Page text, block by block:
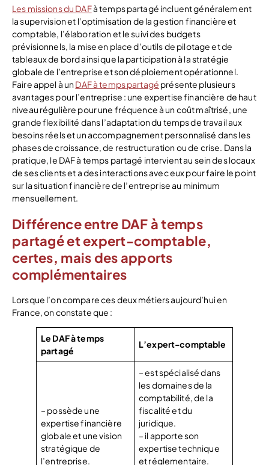
Les missions du DAFà temps partagé incluent généralement
la supervision et l’optimisation de la gestion financière et
comptable, l’élaboration et le suivi des budgets
prévisionnels, la mise en place d’outils de pilotage et de
tableaux de bord ainsi que la participation à la stratégie
globale de l’entreprise et son déploiement opérationnel.
Faire appel à unDAF à temps partagé présente plusieurs
avantages pour l’entreprise : une expertise financière de haut
niveau régulière pour une fréquence à un coût maîtrisé, une
grande flexibilité dans l’adaptation du temps de travail aux
besoins réels et un accompagnement personnalisé dans les
phases de croissance, de restructuration ou de crise. Dans la
pratique, le DAF à temps partagé intervient au sein des locaux
de ses clients et a des interactions avec eux pour faire le point
sur la situation financière de l’entreprise au minimum
mensuellement.
Différence entre DAF à temps
partagé et expert-comptable,
certes, mais des apports
complémentaires
Lorsque l’on compare ces deux métiers aujourd’hui en
France, on constate que :
Le DAF à temps
partagé
L’expert-comptable
– possède une
expertise financière
globale et une vision
stratégique de
l’entreprise.
– est spécialisé dans
les domaines de la
comptabilité, de la
fiscalité et du
juridique.
– il apporte son
expertise technique
et réglementaire.